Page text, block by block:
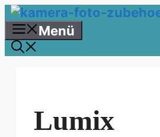
Zum
Inhalt
springen
Menü
Lumix